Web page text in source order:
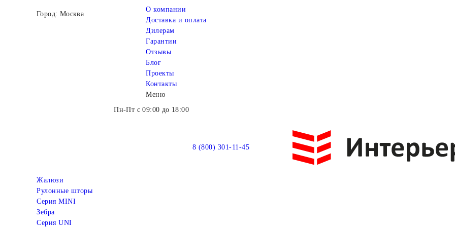
Город: Москва
О компании
Доставка и оплата
Дилерам
Гарантии
Отзывы
Блог
Проекты
Контакты
Меню
Пн-Пт с 09:00 до 18:00
8 (800) 301-11-45
Жалюзи
Рулонные шторы
Серия MINI
Зебра
Серия UNI